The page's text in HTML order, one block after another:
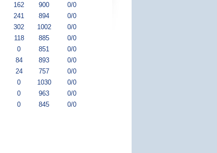
162 900 0/0
241 894 0/0
302 1002 0/0
118 885 0/0
0 851 0/0
84 893 0/0
24 757 0/0
0 1030 0/0
0 963 0/0
0 845 0/0